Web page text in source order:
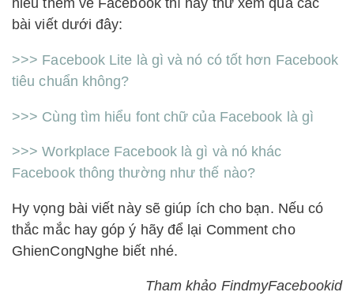
hiểu thêm về Facebook thì hãy thử xem qua các
bài viết dưới đây:
>>> Facebook Lite là gì và nó có tốt hơn Facebook
tiêu chuẩn không?
>>> Cùng tìm hiểu font chữ của Facebook là gì
>>> Workplace Facebook là gì và nó khác
Facebook thông thường như thế nào?
Hy vọng bài viết này sẽ giúp ích cho bạn. Nếu có
thắc mắc hay góp ý hãy để lại Comment cho
GhienCongNghe biết nhé.
Tham khảo FindmyFacebookid